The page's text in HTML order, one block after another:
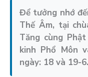
Để tưởng nhớ
Thế Âm, tại
Tăng cùng
kinh Phổ Môn
ngày: 18 và 19-6.